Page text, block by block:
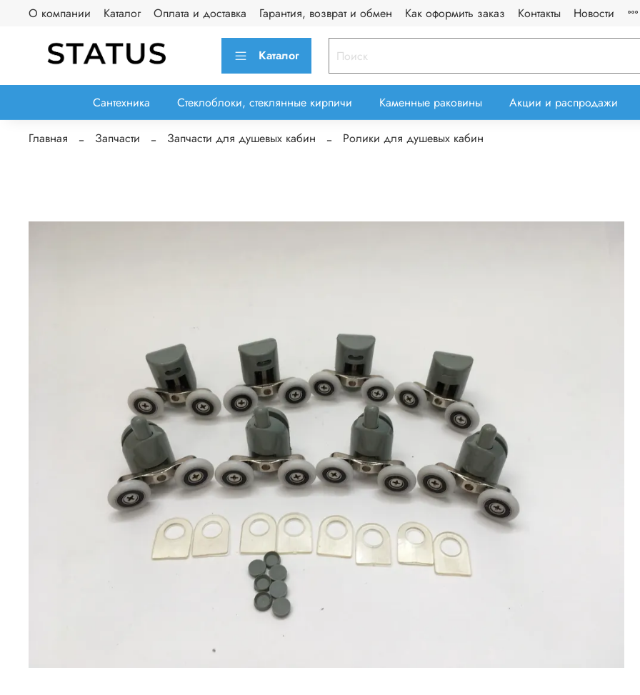
О компании Каталог Оплата и доставка Гарантия, возврат и обмен Как оформить заказ Контакты Новости
Каталог
Сантехника Стеклоблоки, стеклянные кирпичи Каменные раковины Акции и распродажи
Главная Запчасти Запчасти для душевых кабин
Ролики для душевых кабин